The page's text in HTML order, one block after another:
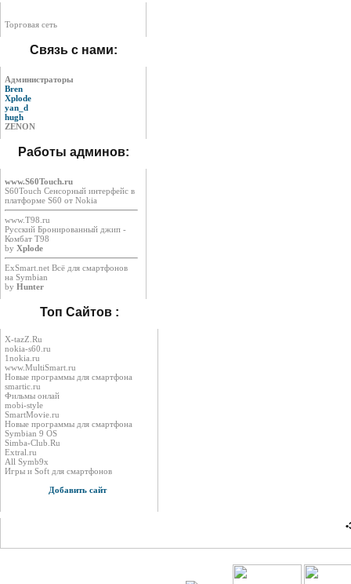
Торговая сеть
Связь с нами:
Администраторы
Bren
Xplode
yan_d
hugh
ZENON
Работы админов:
www.S60Touch.ru
S60Touch Сенсорный интерфейс в
платформе S60 от Nokia
www.T98.ru
Русский Бронированный джип -
Комбат Т98
by Xplode
ExSmart.net Всё для смартфонов
на Symbian
by Hunter
Топ Сайтов :
X-tazZ.Ru
nokia-s60.ru
1nokia.ru
www.MultiSmart.ru
Новые программы для смартфона
smartic.ru
Фильмы онлай
mobi-style
SmartMovie.ru
Новые программы для смартфона
Symbian 9 OS
Simba-Club.Ru
Extral.ru
All Symb9x
Игры и Soft для смартфонов
Добавить сайт